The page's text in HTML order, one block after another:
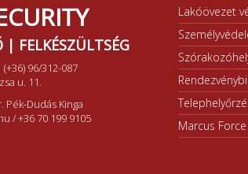
FELKÉSZÜLTSÉG
(+36) 96/312-087
u. 11.
Dudás Kinga
/+36 70 199 9105
Lakóövezet
Marcus Force